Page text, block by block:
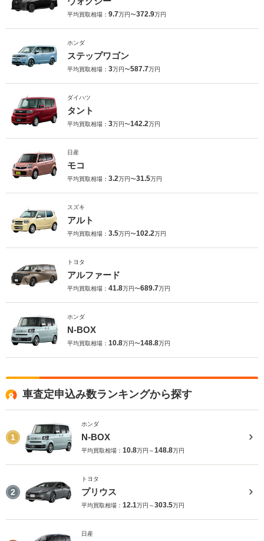
平均買取相場： 9.7万円〜372.9万円
ホンダ
ステップワゴン
平均買取相場： 3万円〜587.7万円
ダイハツ
タント
平均買取相場： 3万円〜142.2万円
日産
モコ
平均買取相場： 3.2万円〜31.5万円
スズキ
アルト
平均買取相場： 3.5万円〜102.2万円
トヨタ
アルファード
平均買取相場： 41.8万円〜689.7万円
ホンダ
N-BOX
平均買取相場： 10.8万円〜148.8万円
車査定申込み数ランキングから探す
1
ホンダ
N-BOX
平均買取相場： 10.8万円～148.8万円
2
トヨタ
プリウス
平均買取相場： 12.1万円～303.5万円
日産